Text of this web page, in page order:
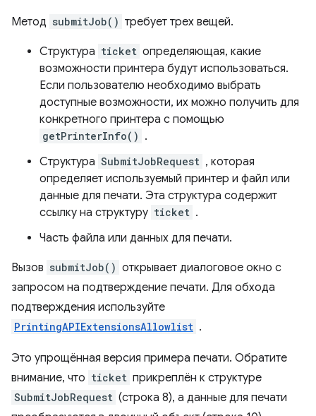
Метод submitJob() требует трех вещей.
Структура ticket определяющая, какие
возможности принтера будут использоваться.
Если пользователю необходимо выбрать
доступные возможности, их можно получить для
конкретного принтера с помощью
getPrinterInfo() .
Структура SubmitJobRequest , которая
определяет используемый принтер и файл или
данные для печати. ​​Эта структура содержит
ссылку на структуру ticket .
Часть файла или данных для печати.
Вызов submitJob() открывает диалоговое окно с
запросом на подтверждение печати. ​​Для обхода
подтверждения используйте
PrintingAPIExtensionsAllowlist .
Это упрощённая версия примера печати. ​​Обратите
внимание, что ticket прикреплён к структуре
SubmitJobRequest (строка 8), а данные для печати